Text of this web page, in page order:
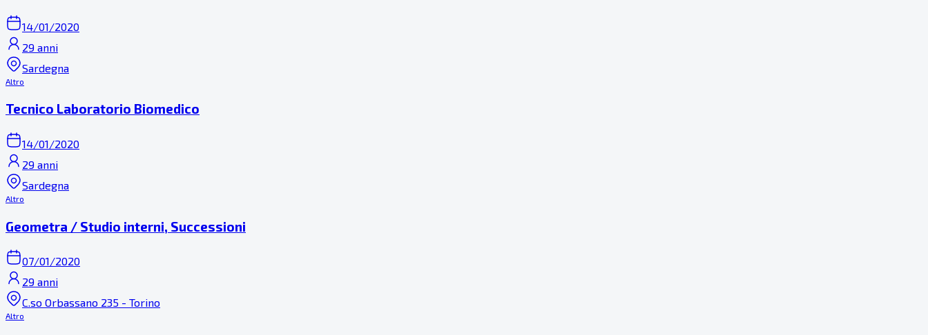
14/01/2020
29 anni
Sardegna
Altro
Tecnico Laboratorio Biomedico
14/01/2020
29 anni
Sardegna
Altro
Geometra / Studio interni, Successioni
07/01/2020
29 anni
C.so Orbassano 235 - Torino
Altro